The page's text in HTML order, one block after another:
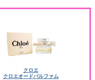
クロエ
クロエオードパルファム